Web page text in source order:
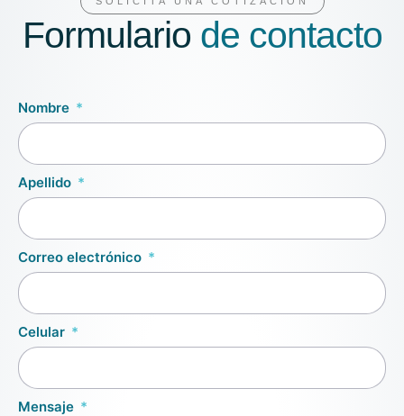
Formulario de contacto
Nombre
Apellido
Correo electrónico
Celular
Mensaje